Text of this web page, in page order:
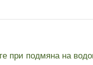
при подмяна на